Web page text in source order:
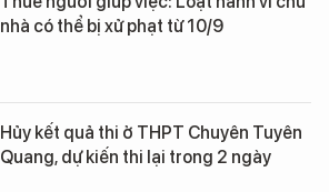
nhà có thể bị xử phạt từ 10/9
Hủy kết quả thi ở THPT Chuyên Tuyên
Quang, dự kiến thi lại trong 2 ngày